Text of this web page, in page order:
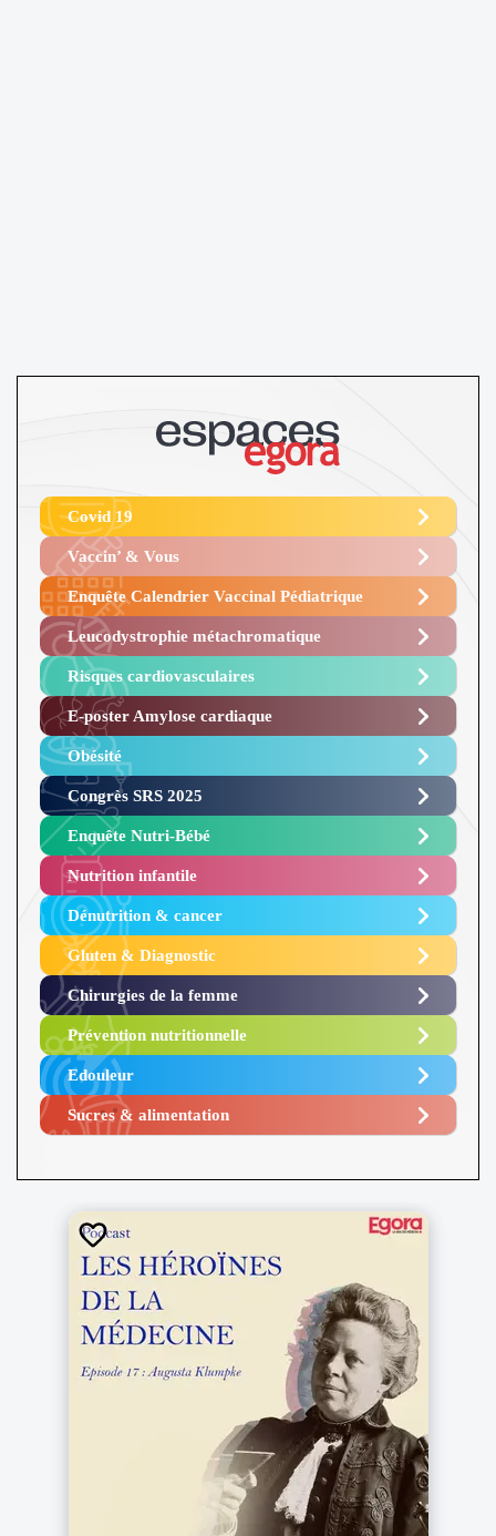
Covid 19
Vaccin’ & Vous
Enquête Calendrier Vaccinal Pédiatrique
Leucodystrophie métachromatique
Risques cardiovasculaires
E-poster Amylose cardiaque ​
Obésité ​
Congrès SRS 2025 ​
Enquête Nutri-Bébé ​
Nutrition infantile
Dénutrition & cancer
Gluten & Diagnostic
Chirurgies de la femme
Prévention nutritionnelle
Edouleur​
Sucres & alimentation​